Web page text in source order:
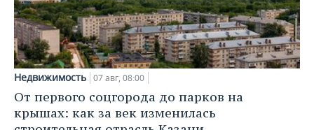
Недвижимость 07 авг, 08:00
От первого соцгорода до парков на
крышах: как за век изменилась